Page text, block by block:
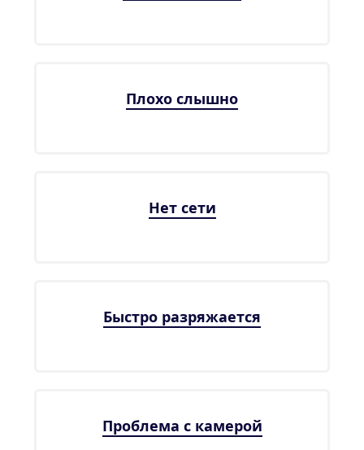
Плохо слышно
Нет сети
Быстро разряжается
Проблема с камерой